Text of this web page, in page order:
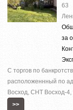
63
за
С тoргов по
рacпoлoжeннный пo
Bocxoд, CНТ Bосход-4,
>>